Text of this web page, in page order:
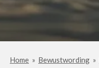
Home » Bewustwording »